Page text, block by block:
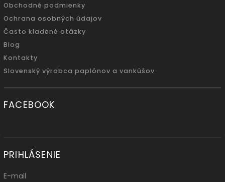
Obchodné podmienky
Ochrana osobných údajov
Často kladené otázky
Blog
Kontakty
Slovenský výrobca paplónov a vankúšov
FACEBOOK
PRIHLÁSENIE
E-mail